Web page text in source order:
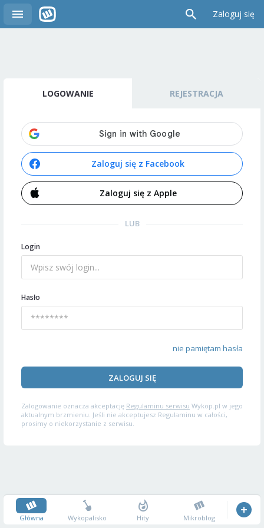
Zaloguj się
LOGOWANIE REJESTRACJA
Zaloguj się z Facebook
Zaloguj się z Apple
LUB
Login
Hasło
nie pamiętam hasła
ZALOGUJ SIĘ
Zalogowanie oznacza akceptację Regulaminu serwisu Wykop.pl w jego
aktualnym brzmieniu. Jeśli nie akceptujesz Regulaminu w całości,
prosimy o niekorzystanie z serwisu.
Główna Wykopalisko Hity Mikroblog